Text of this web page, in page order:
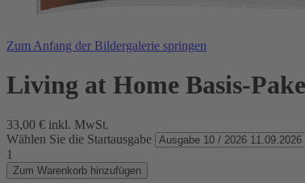
Zum Anfang der Bildergalerie springen
Living at Home Basis-
33,00 € inkl. MwSt.
Wählen Sie die Startausgabe
1
Zum Warenkorb hinzufügen